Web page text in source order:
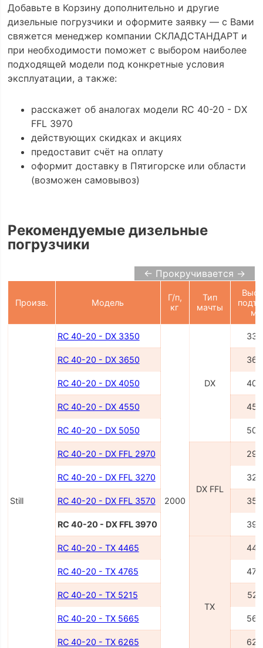
Добавьте в Корзину дополнительно и другие
дизельные погрузчики и оформите заявку — с Вами
свяжется менеджер компании СКЛАДСТАНДАРТ и
при необходимости поможет с выбором наиболее
подходящей модели под конкретные условия
эксплуатации, а также:
расскажет об аналогах модели RC 40-20 - DX
FFL 3970
действующих скидках и акциях
предоставит счёт на оплату
оформит доставку в Пятигорске или области
(возможен самовывоз)
Рекомендуемые дизельные
погрузчики
← Прокручивается →
Произв. Модель
Г/п,
кг
Тип
мачты
мм
Still
RC 40-20 - DX 3350
2000
DX
RC 40-20 - DX 3650
RC 40-20 - DX 4050
RC 40-20 - DX 4550
RC 40-20 - DX 5050
RC 40-20 - DX FFL 2970
DX FFL
RC 40-20 - DX FFL 3270
RC 40-20 - DX FFL 3570
RC 40-20 - DX FFL 3970
RC 40-20 - TX 4465
TX
RC 40-20 - TX 4765
RC 40-20 - TX 5215
RC 40-20 - TX 5665
RC 40-20 - TX 6265